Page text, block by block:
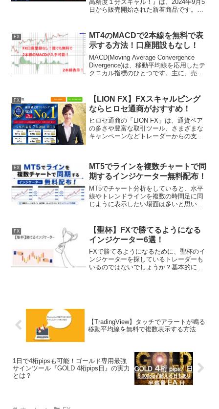
高精度１分スキャル！』は、2024年9月5
日から販売開始された新着商品です。近
補助としてサインツールを活用する方が
増えていま...
FX
MT4のMACDで2本線を無料で表
示する方法！口座開設もなし！
MACD(Moving Average Convergence
Divergence)は、移動平均線を応用したテ
クニカル指標のひとつです。主に、売買
ロスすると買い、デッ...
FX
【LION FX】FXスキャルピング
ならヒロセ通商がおすすめ！
ヒロセ通商の「LION FX」は、通貨ペア
の多さや豊富な取引ツール、さまざまな
キャンペーンなどトレーダーからの支持
で、ぜひ参...
FX
MT5でラインを複数チャートで同
期するインジケーター無料配布！
MT5でチャート分析をしていると、水平
線やトレンドラインを複数の時間足に同
じように表示したい場面は多いと思いま
や5分足でも同じラインを確認したい場
合、通常であればそ...
FX
【聖杯】FXで勝てるようになる
インジケーター6選！
FXで勝てるようになるために、聖杯のイ
ンジケーターを探しているトレーダーも
いるのではないでしょうか？基本的に、
【TradingView】タッチでアラートが鳴る
移動平均線を無料で複数表示する方法
1日で4桁pipsも可能！ゴールド専用最強
サインツール『GOLD 4桁pips日』の実力
とは？